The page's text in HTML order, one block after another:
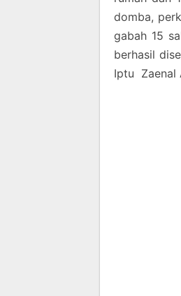
domba,
gabah 15
berhasil
Iptu Zaenal